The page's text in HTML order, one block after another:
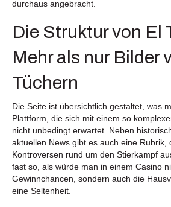
durchaus angebracht.
Die Struktur von El
Mehr als nur Bilder
Tüchern
Die Seite ist übersichtlich gestaltet, was
Plattform, die sich mit einem so
nicht unbedingt erwartet. Neben
aktuellen News gibt es auch eine Rubrik,
Kontroversen rund um den Stierkampf
fast so, als würde man in einem Casino
Gewinnchancen, sondern auch die
eine Seltenheit.